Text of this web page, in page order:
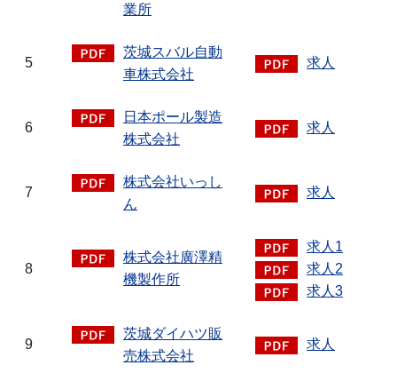
業所
5
茨城スバル自動
車株式会社
求人
6
日本ポール製造
株式会社
求人
7
株式会社いっし
ん
求人
8
株式会社廣澤精
機製作所
求人1
求人2
求人3
9
茨城ダイハツ販
売株式会社
求人